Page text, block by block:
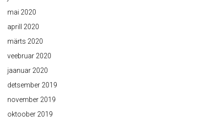
mai 2020
aprill 2020
märts 2020
veebruar 2020
jaanuar 2020
detsember 2019
november 2019
oktoober 2019